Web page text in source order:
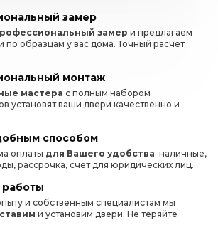
замер
замер и предлагаем
по образцам у вас дома. Точный расчёт
монтаж
мастера с полным набором
установят ваши двери качественно и
способом
оплаты для Вашего удобства: наличные,
рассрочка, счёт для юридических лиц.
работы
и собственным специалистам мы
и установим двери. Не теряйте